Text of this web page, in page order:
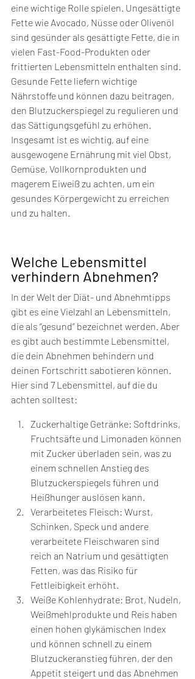
eine wichtige Rolle spielen. Ungesättigte
Fette wie Avocado, Nüsse oder Olivenöl
sind gesünder als gesättigte Fette, die in
vielen Fast-Food-Produkten oder
frittierten Lebensmitteln enthalten sind.
Gesunde Fette liefern wichtige
Nährstoffe und können dazu beitragen,
den Blutzuckerspiegel zu regulieren und
das Sättigungsgefühl zu erhöhen.
Insgesamt ist es wichtig, auf eine
ausgewogene Ernährung mit viel Obst,
Gemüse, Vollkornprodukten und
magerem Eiweiß zu achten, um ein
gesundes Körpergewicht zu erreichen
und zu halten.
Welche Lebensmittel
verhindern Abnehmen?
In der Welt der Diät- und Abnehmtipps
gibt es eine Vielzahl an Lebensmitteln,
die als “gesund” bezeichnet werden. Aber
es gibt auch bestimmte Lebensmittel,
die dein Abnehmen behindern und
deinen Fortschritt sabotieren können.
Hier sind 7 Lebensmittel, auf die du
achten solltest:
Zuckerhaltige Getränke: Softdrinks,
Fruchtsäfte und Limonaden können
mit Zucker überladen sein, was zu
einem schnellen Anstieg des
Blutzuckerspiegels führen und
Heißhunger auslösen kann.
Verarbeitetes Fleisch: Wurst,
Schinken, Speck und andere
verarbeitete Fleischwaren sind
reich an Natrium und gesättigten
Fetten, was das Risiko für
Fettleibigkeit erhöht.
Weiße Kohlenhydrate: Brot, Nudeln,
Weißmehlprodukte und Reis haben
einen hohen glykämischen Index
und können schnell zu einem
Blutzuckeranstieg führen, der den
Appetit steigert und das Abnehmen